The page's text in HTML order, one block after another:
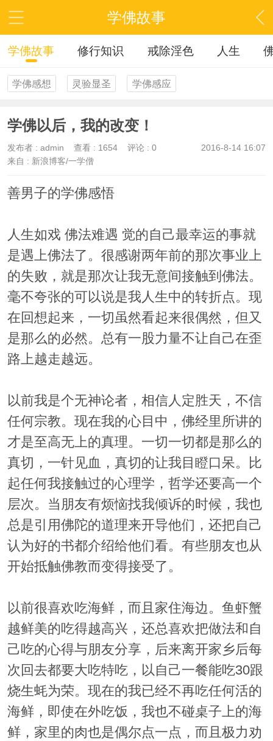
学佛故事
学佛故事 修行知识 戒除淫色 人生
学佛感想 灵验显圣 学佛感应
学佛以后，我的改变！
2016-8-14 16:07
发布者 : admin 查看 : 1654
评论 : 0
来自 : 新浪博客/一学僧
善男子的学佛感悟
人生如戏 佛法难遇 觉的自己最幸运的事就
是遇上佛法了。很感谢两年前的那次事业上
的失败，就是那次让我无意间接触到佛法。
毫不夸张的可以说是我人生中的转折点。现
在回想起来，一切虽然看起来很偶然，但又
是那么的必然。总有一股力量不让自己在歪
路上越走越远。
以前我是个无神论者，相信人定胜天，不信
任何宗教。现在我的心目中，佛经里所讲的
才是至高无上的真理。一切一切都是那么的
真切，一针见血，真切的让我目瞪口呆。比
起任何我接触过的心理学，哲学还要高一个
层次。当朋友有烦恼找我倾诉的时候，我也
总是引用佛陀的道理来开导他们，还把自己
认为好的书都介绍给他们看。有些朋友也从
开始抵触佛教而变得接受了。
以前很喜欢吃海鲜，而且家住海边。鱼虾蟹
越鲜美的吃得越高兴，还总喜欢把做法和自
己吃的心得与朋友分享，后来离开家乡后每
次回去都要大吃特吃，以自己一餐能吃30跟
烧生蚝为荣。现在的我已经不再吃任何活的
海鲜，即使在外吃饭，我也不碰桌子上的海
鲜，家里的肉也是偶尔点一点，而且极力劝